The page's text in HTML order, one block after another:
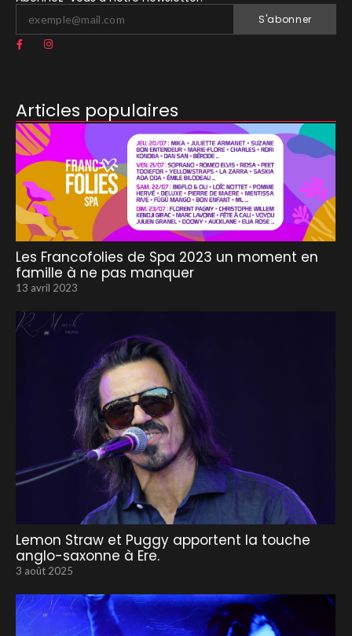
S'abonner
Articles populaires
Les Francofolies de Spa 2023 un moment en
famille à ne pas manquer
13 avril 2023
Lemon Straw et Puggy apportent la touche
anglo-saxonne à Ere.
3 août 2025